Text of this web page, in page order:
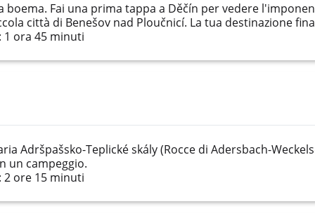
boema. Fai una prima tappa a Děčín per vedere
città di Benešov nad Ploučnicí. La tua destinazione
ora 45 minuti
Adršpašsko-Teplické skály (Rocce di Adersbach-
un campeggio.
ore 15 minuti